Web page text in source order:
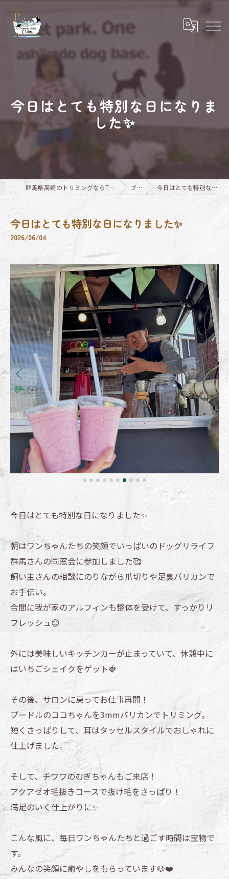
今日はとても特別な日になりま
した✨
群馬県高崎のトリミングならTrimming Salon E-basho ブログ 今日はとても特別な日になりました✨
今日はとても特別な日になりました✨
2026/06/04
今日はとても特別な日になりました✨
朝はワンちゃんたちの笑顔でいっぱいのドッグリライフ
群馬さんの同窓会に参加しました🥰
飼い主さんの相談にのりながら爪切りや足裏バリカンで
お手伝い。
合間に我が家のアルフィンも整体を受けて、すっかりリ
フレッシュ😊
外には美味しいキッチンカーが止まっていて、休憩中に
はいちごシェイクをゲット🍓
その後、サロンに戻ってお仕事再開！
プードルのココちゃんを3mmバリカンでトリミング。
短くさっぱりして、耳はタッセルスタイルでおしゃれに
仕上げました。
そして、チワワのむぎちゃんもご来店！
アクアゼオ毛抜きコースで抜け毛をさっぱり！
満足のいく仕上がりに✨
こんな風に、毎日ワンちゃんたちと過ごす時間は宝物で
す。
みんなの笑顔に癒やしをもらっています🐶❤️